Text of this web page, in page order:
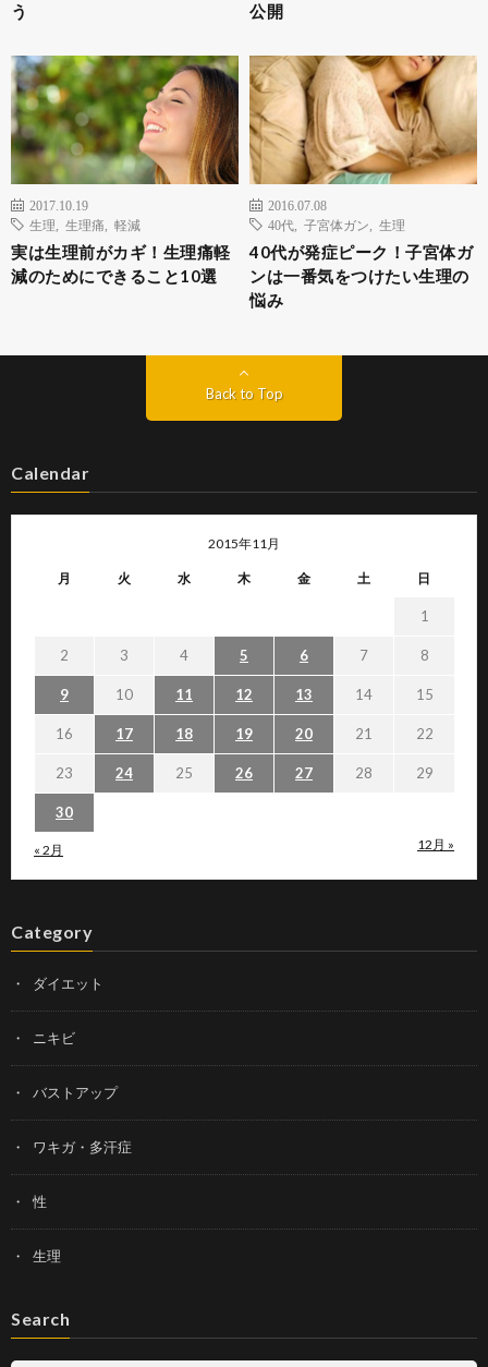
う
公開
2017.10.19
生理
生理痛 軽減
実は生理前がカギ！生理痛軽
減のためにできること10選
2016.07.08
40代
子宮体ガン 生理
40代が発症ピーク！子宮体ガ
ンは一番気をつけたい生理の
悩み
Back to Top
Calendar
2015年11月
月 火 水 木 金 土 日
« 2月 12月 »
1
2 3 4 5 6 7 8
9 10 11 12 13 14 15
16 17 18 19 20 21 22
23 24 25 26 27 28 29
30
Category
ダイエット
ニキビ
バストアップ
ワキガ・多汗症
性
生理
Search